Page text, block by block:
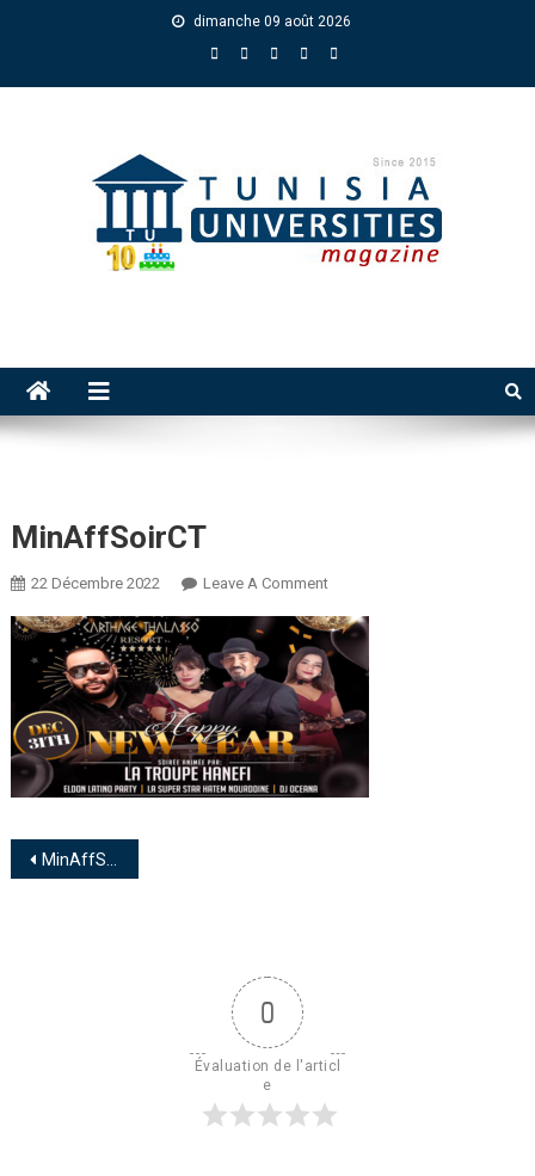
dimanche 09 août 2026
MinAffSoirCT
22 Décembre 2022 Leave A Comment
MinAffSoirCT
0
Évaluation de l'articl
e